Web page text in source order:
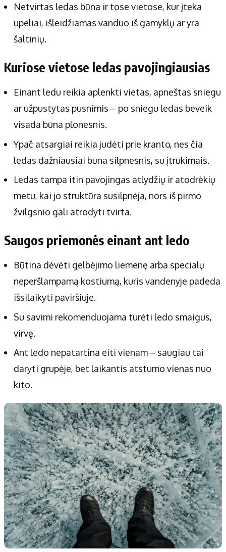
Netvirtas ledas būna ir tose vietose, kur įteka
upeliai, išleidžiamas vanduo iš gamyklų ar yra
šaltinių.
Kuriose vietose ledas pavojingiausias
Einant ledu reikia aplenkti vietas, apneštas sniegu
ar užpustytas pusnimis – po sniegu ledas beveik
visada būna plonesnis.
Ypač atsargiai reikia judėti prie kranto, nes čia
ledas dažniausiai būna silpnesnis, su įtrūkimais.
Ledas tampa itin pavojingas atlydžių ir atodrėkių
metu, kai jo struktūra susilpnėja, nors iš pirmo
žvilgsnio gali atrodyti tvirta.
Saugos priemonės einant ant ledo
Būtina dėvėti gelbėjimo liemenę arba specialų
neperšlampamą kostiumą, kuris vandenyje padeda
išsilaikyti paviršiuje.
Su savimi rekomenduojama turėti ledo smaigus,
virvę.
Ant ledo nepatartina eiti vienam – saugiau tai
daryti grupėje, bet laikantis atstumo vienas nuo
kito.